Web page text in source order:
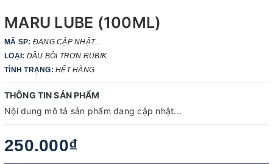
MARU LUBE (100ML)
MÃ SP: ĐANG CẬP NHẬT...
LOẠI: DẦU BÔI TRƠN RUBIK
TÌNH TRẠNG: HẾT HÀNG
THÔNG TIN SẢN PHẨM
Nội dung mô tả sản phẩm đang cập nhật...
250.000₫